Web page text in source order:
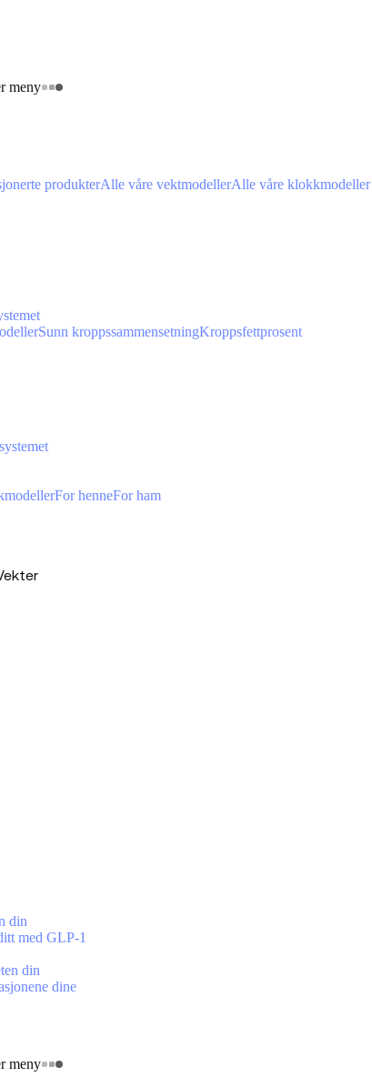
meny
meny
produkterAlle våre vektmodellerAlle våre klokkmodeller
Sunn kroppssammensetningKroppsfettprosent
For henneFor ham
din
med GLP-1
din
dine